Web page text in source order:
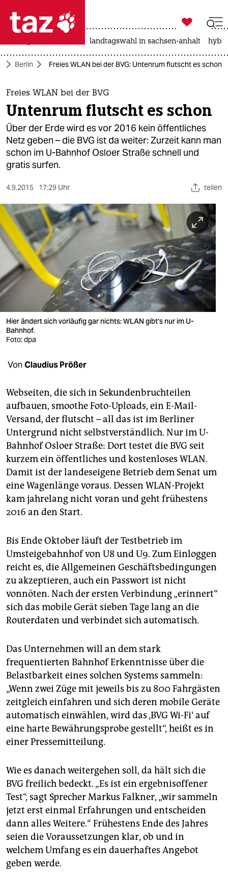
 taz zahl ich
taz zahl ich
themen
politik
öko
gesellschaft
kultur
sport
berlin
nord
wahrheit
verlag
veranstaltungen
unterstützen
abo
genossenschaft
epaper login

taz zahl ich
landtagswahl in sachsen-anhalt
Berlin Freies WLAN bei der BVG: Untenrum flutscht es schon
Freies WLAN bei der BVG
Untenrum flutscht es schon
Über der Erde wird es vor 2016 kein öffentliches
Netz geben – die BVG ist da weiter: Zurzeit kann man
schon im U-Bahnhof Osloer Straße schnell und
gratis surfen.
4.9.2015 17:29 Uhr teilen
Hier ändert sich vorläufig gar nichts: WLAN gibt‘s nur im U-
Bahnhof.
Foto: dpa
Von Claudius Prößer
Webseiten, die sich in Sekundenbruchteilen
aufbauen, smoothe Foto-Uploads, ein E-Mail-
Versand, der flutscht – all das ist im Berliner
Untergrund nicht selbstverständlich. Nur im U-
Bahnhof Osloer Straße: Dort testet die BVG seit
kurzem ein öffentliches und kostenloses WLAN.
Damit ist der landeseigene Betrieb dem Senat um
eine Wagenlänge voraus. Dessen WLAN-Projekt
kam jahrelang nicht voran und geht frühestens
2016 an den Start.
Bis Ende Oktober läuft der Testbetrieb im
Umsteigebahnhof von U8 und U9. Zum Einloggen
reicht es, die Allgemeinen Geschäftsbedingungen
zu akzeptieren, auch ein Passwort ist nicht
vonnöten. Nach der ersten Verbindung „erinnert“
sich das mobile Gerät sieben Tage lang an die
Routerdaten und verbindet sich automatisch.
Das Unternehmen will an dem stark
frequentierten Bahnhof Erkenntnisse über die
Belastbarkeit eines solchen Systems sammeln:
„Wenn zwei Züge mit jeweils bis zu 800 Fahrgästen
zeitgleich einfahren und sich deren mobile Geräte
automatisch einwählen, wird das ‚BVG Wi-Fi‘ auf
eine harte Bewährungsprobe gestellt“, heißt es in
einer Pressemitteilung.
Wie es danach weitergehen soll, da hält sich die
BVG freilich bedeckt. „Es ist ein ergebnisoffener
Test“, sagt Sprecher Markus Falkner, „wir sammeln
jetzt erst einmal Erfahrungen und entscheiden
dann alles Weitere.“ Frühestens Ende des Jahres
seien die Voraussetzungen klar, ob und in
welchem Umfang es ein dauerhaftes Angebot
geben werde.